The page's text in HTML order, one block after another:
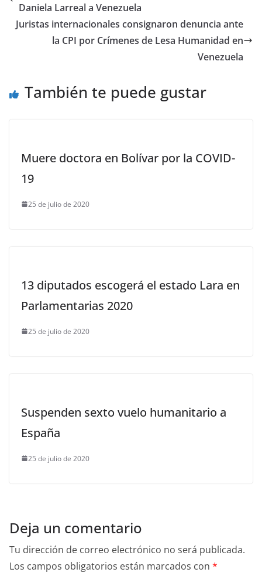
Daniela Larreal a Venezuela
Juristas internacionales consignaron denuncia ante
la CPI por Crímenes de Lesa Humanidad en
Venezuela
También te puede gustar
Muere doctora en Bolívar por la COVID-
19
25 de julio de 2020
13 diputados escogerá el estado Lara en
Parlamentarias 2020
25 de julio de 2020
Suspenden sexto vuelo humanitario a
España
25 de julio de 2020
Deja un comentario
Tu dirección de correo electrónico no será publicada.
Los campos obligatorios están marcados con *